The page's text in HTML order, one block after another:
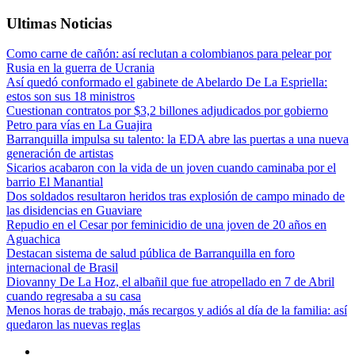
Ultimas Noticias
Como carne de cañón: así reclutan a colombianos para pelear por
Rusia en la guerra de Ucrania
Así quedó conformado el gabinete de Abelardo De La Espriella:
estos son sus 18 ministros
Cuestionan contratos por $3,2 billones adjudicados por gobierno
Petro para vías en La Guajira
Barranquilla impulsa su talento: la EDA abre las puertas a una nueva
generación de artistas
Sicarios acabaron con la vida de un joven cuando caminaba por el
barrio El Manantial
Dos soldados resultaron heridos tras explosión de campo minado de
las disidencias en Guaviare
Repudio en el Cesar por feminicidio de una joven de 20 años en
Aguachica
Destacan sistema de salud pública de Barranquilla en foro
internacional de Brasil
Diovanny De La Hoz, el albañil que fue atropellado en 7 de Abril
cuando regresaba a su casa
Menos horas de trabajo, más recargos y adiós al día de la familia: así
quedaron las nuevas reglas